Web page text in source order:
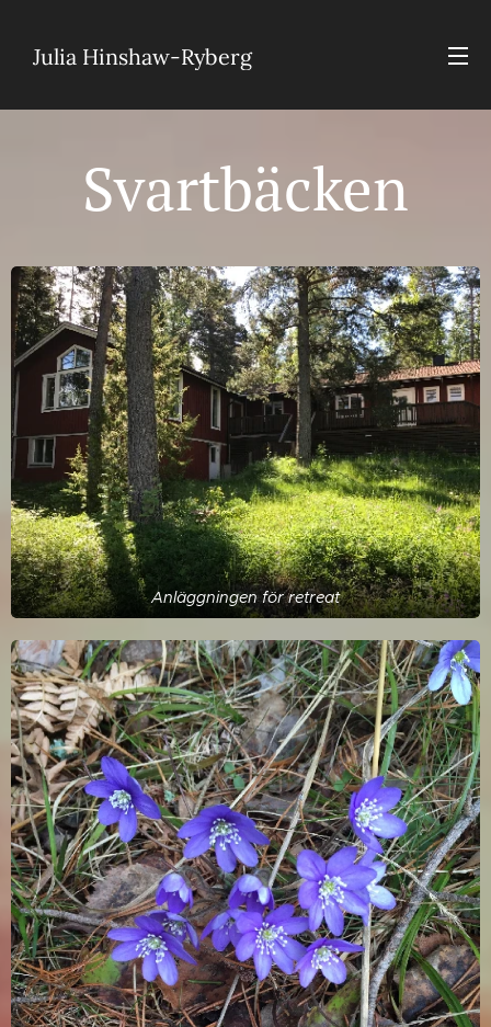
Julia Hinshaw-Ryberg
Svartbäcken
Anläggningen för retreat